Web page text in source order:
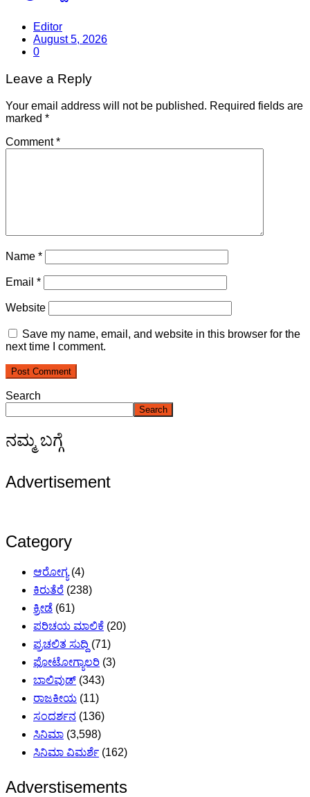
Editor
August 5, 2026
0
Leave a Reply
Your email address will not be published. Required fields are
marked *
Comment*
Name *
Email *
Website
Save my name, email, and website in this browser for the
next time I comment.
Search
Search
ನಮ್ಮ ಬಗ್ಗೆ
Advertisement
Category
ಆರೋಗ್ಯ(4)
ಕಿರುತೆರೆ (238)
ಕ್ರೀಡೆ (61)
ಪರಿಚಯ ಮಾಲಿಕೆ (20)
ಪ್ರಚಲಿತ ಸುದ್ದಿ (71)
ಫೋಟೋಗ್ಯಾಲರಿ (3)
ಬಾಲಿವುಡ್ (343)
ರಾಜಕೀಯ (11)
ಸಂದರ್ಶನ (136)
ಸಿನಿಮಾ (3,598)
ಸಿನಿಮಾ ವಿಮರ್ಶೆ (162)
Adverstisements